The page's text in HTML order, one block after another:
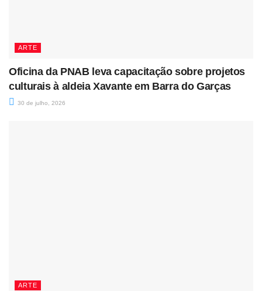
ARTE
Oficina da PNAB leva capacitação sobre projetos
culturais à aldeia Xavante em Barra do Garças
30 de julho, 2026
ARTE